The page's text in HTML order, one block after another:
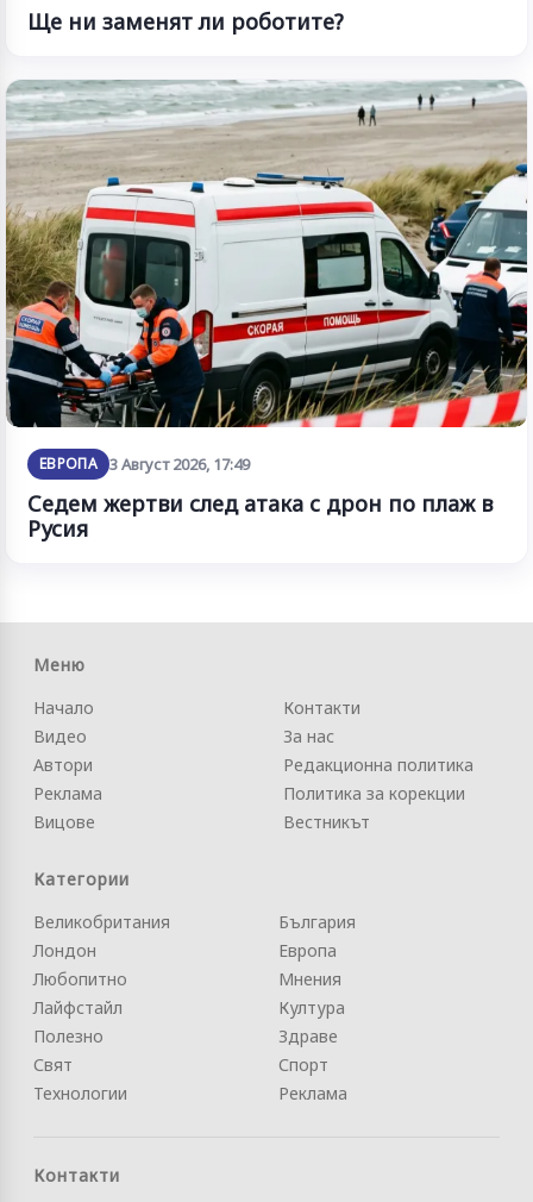
Ще ни заменят ли роботите?
ЕВРОПА 3 Август 2026, 17:49
Седем жертви след атака с дрон по плаж в
Русия
Меню
Начало
Видео
Автори
Реклама
Вицове
Контакти
За нас
Редакционна политика
Политика за корекции
Вестникът
Категории
Великобритания
Лондон
Любопитно
Лайфстайл
Полезно
Свят
Технологии
България
Европа
Мнения
Култура
Здраве
Спорт
Реклама
Контакти